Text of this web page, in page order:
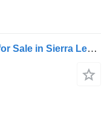
Titan 80 Tons Rear Dump Trailer for Sale in Sierra Leone